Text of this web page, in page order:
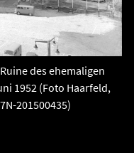
des ehemaligen
1952 (Foto Haarfeld,
201500435)